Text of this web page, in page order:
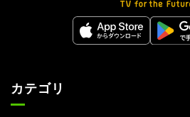
カテゴリ